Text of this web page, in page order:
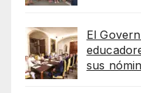
El
sus